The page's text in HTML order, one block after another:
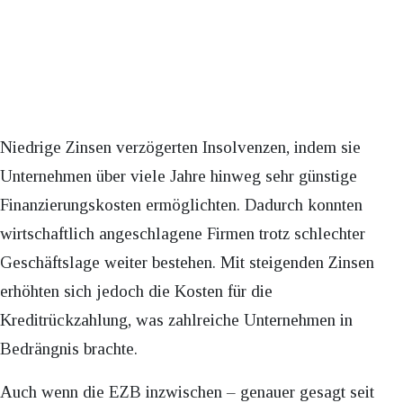
Niedrige Zinsen verzögerten Insolvenzen, indem sie
Unternehmen über viele Jahre hinweg sehr günstige
Finanzierungskosten ermöglichten. Dadurch konnten
wirtschaftlich angeschlagene Firmen trotz schlechter
Geschäftslage weiter bestehen. Mit steigenden Zinsen
erhöhten sich jedoch die Kosten für die
Kreditrückzahlung, was zahlreiche Unternehmen in
Bedrängnis brachte.
Auch wenn die EZB inzwischen – genauer gesagt seit